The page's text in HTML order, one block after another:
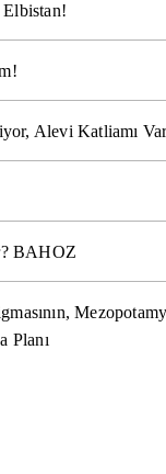
Alevi Katliamı
BAHOZ
Planı